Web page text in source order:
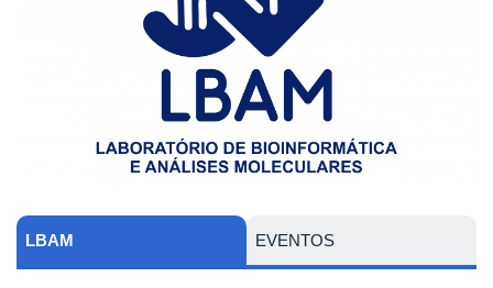
LBAM EVENTOS